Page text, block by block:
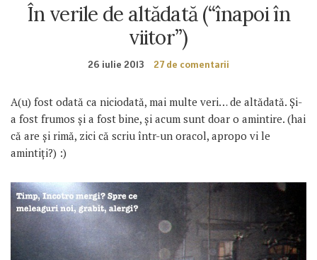
În verile de altădată (“înapoi în
viitor”)
26 iulie 2013 27 de comentarii
A(u) fost odată ca niciodată, mai multe veri… de altădată. Și-
a fost frumos și a fost bine, și acum sunt doar o amintire. (hai
că are și rimă, zici că scriu într-un oracol, apropo vi le
amintiți?) :)